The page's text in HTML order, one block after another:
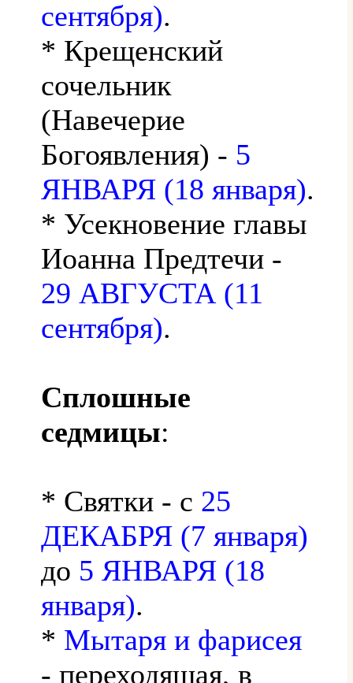
сентября).
* Крещенский
сочельник
(Навечерие
Богоявления) - 5
ЯНВАРЯ (18 января).
* Усекновение главы
Иоанна Предтечи -
29 АВГУСТА (11
сентября).
Сплошные
седмицы:
* Святки - с 25
ДЕКАБРЯ (7 января)
до 5 ЯНВАРЯ (18
января).
* Мытаря и фарисея
- переходящая, в